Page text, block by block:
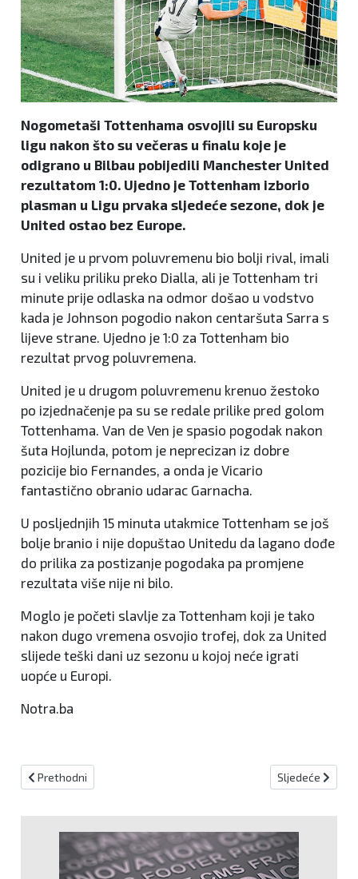
Nogometaši Tottenhama osvojili su Europsku
ligu nakon što su večeras u finalu koje je
odigrano u Bilbau pobijedili Manchester United
rezultatom 1:0. Ujedno je Tottenham izborio
plasman u Ligu prvaka sljedeće sezone, dok je
United ostao bez Europe.
United je u prvom poluvremenu bio bolji rival, imali
su i veliku priliku preko Dialla, ali je Tottenham tri
minute prije odlaska na odmor došao u vodstvo
kada je Johnson pogodio nakon centaršuta Sarra s
lijeve strane. Ujedno je 1:0 za Tottenham bio
rezultat prvog poluvremena.
United je u drugom poluvremenu krenuo žestoko
po izjednačenje pa su se redale prilike pred golom
Tottenhama. Van de Ven je spasio pogodak nakon
šuta Hojlunda, potom je neprecizan iz dobre
pozicije bio Fernandes, a onda je Vicario
fantastično obranio udarac Garnacha.
U posljednjih 15 minuta utakmice Tottenham se još
bolje branio i nije dopuštao Unitedu da lagano dođe
do prilika za postizanje pogodaka pa promjene
rezultata više nije ni bilo.
Moglo je početi slavlje za Tottenham koji je tako
nakon dugo vremena osvojio trofej, dok za United
slijede teški dani uz sezonu u kojoj neće igrati
uopće u Europi.
Notra.ba
Prethodni članak: Indiana velikim preokretom povela u seriji protiv
Prethodni Sljedeći
Sljedeće